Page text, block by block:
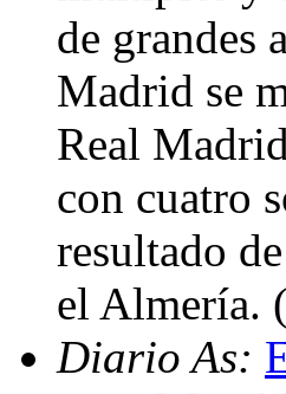
de grandes
Madrid se
Real
con cuatro
resultado
el
Diario As: